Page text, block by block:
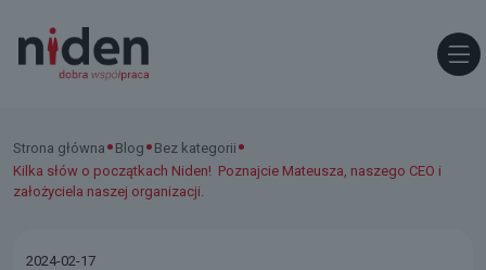
Strona główna • Blog • Bez kategorii •
Kilka słów o początkach Niden! Poznajcie Mateusza, naszego CEO i
założyciela naszej organizacji.
2024-02-17